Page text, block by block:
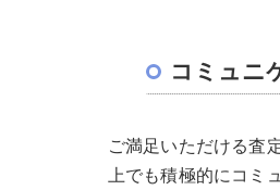
コミュニ
ご満足いただける査
上でも積極的にコミ